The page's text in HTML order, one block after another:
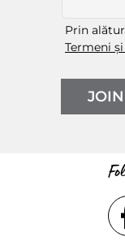
Prin
Termeni
JOIN